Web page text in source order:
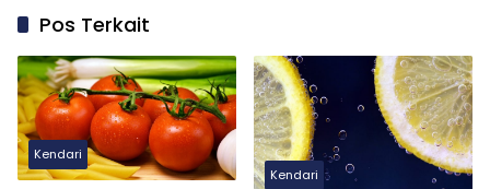
Pos Terkait
Kendari
Kendari